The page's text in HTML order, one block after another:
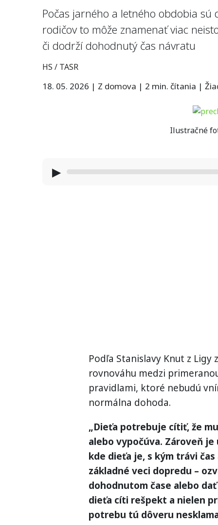
Počas jarného a letného obdobia
rodičov to môže znamenať viac
či dodrží dohodnutý čas návratu
HS / TASR
18. 05. 2026 | Z domova | 2 min. čítania |
Ilustračné
▶
Podľa Stanislavy Knut z Ligy
rovnováhu medzi
pravidlami, ktoré nebudú
normálna dohoda.
„Dieťa potrebuje cítiť, že
alebo vypočúva. Zároveň
kde dieťa je, s kým trávi
základné veci dopredu –
dohodnutom čase alebo
dieťa cíti rešpekt a nielen
potrebu tú dôveru